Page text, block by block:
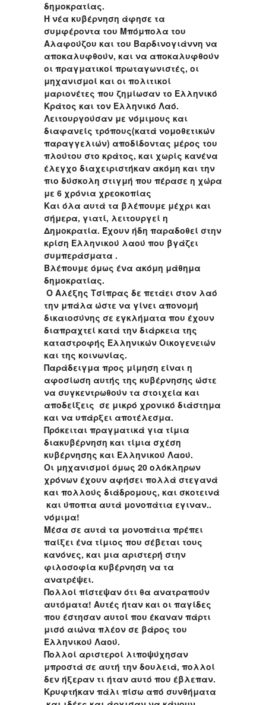
δημοκρατίας.
Η νέα κυβέρνηση άφησε τα
συμφέροντα του Μπόμπολα του
Αλαφούζου και του Βαρδινογιάννη να
αποκαλυφθούν, και να αποκαλυφθούν
οι πραγματικοί πρωταγωνιστές, οι
μηχανισμοί και οι πολιτικοί
μαριονέτες που ζημίωσαν το Ελληνικό
Κράτος και τον Ελληνικό Λαό.
Λειτουργούσαν με νόμιμους και
διαφανείς τρόπους(κατά νομοθετικών
παραγγελιών) αποδίδοντας μέρος του
πλούτου στο κράτος, και χωρίς κανένα
έλεγχο διαχειριστήκαν ακόμη και την
πιο δύσκολη στιγμή που πέρασε η χώρα
με 6 χρόνια χρεοκοπίας
Και όλα αυτά τα βλέπουμε μέχρι και
σήμερα, γιατί, λειτουργεί η
Δημοκρατία. Έχουν ήδη παραδοθεί στην
κρίση Ελληνικού λαού που βγάζει
συμπεράσματα .
Βλέπουμε όμως ένα ακόμη μάθημα
δημοκρατίας.
Ο Αλέξης Τσίπρας δε πετάει στον λαό
την μπάλα ώστε να γίνει απονομή
δικαιοσύνης σε εγκλήματα που έχουν
διαπραχτεί κατά την διάρκεια της
καταστροφής Ελληνικών Οικογενειών
και της κοινωνίας.
Παράδειγμα προς μίμηση είναι η
αφοσίωση αυτής της κυβέρνησης ώστε
να συγκεντρωθούν τα στοιχεία και
αποδείξεις σε μικρό χρονικό διάστημα
και να υπάρξει αποτέλεσμα.
Πρόκειται πραγματικά για τίμια
διακυβέρνηση και τίμια σχέση
κυβέρνησης και Ελληνικού Λαού.
Οι μηχανισμοί όμως 20 ολόκληρων
χρόνων έχουν αφήσει πολλά στεγανά
και πολλούς διάδρομους, και σκοτεινά
και ύποπτα αυτά μονοπάτια εγιναν..
νόμιμα!
Μέσα σε αυτά τα μονοπάτια πρέπει
παίξει ένα τίμιος που σέβεται τους
κανόνες, και μια αριστερή στην
φιλοσοφία κυβέρνηση να τα
ανατρέψει.
Πολλοί πίστεψαν ότι θα ανατραπούν
αυτόματα! Αυτές ήταν και οι παγίδες
που έστησαν αυτοί που έκαναν πάρτι
μισό αιώνα πλέον σε βάρος του
Ελληνικού Λαού.
Πολλοί αριστεροί λιποψύχησαν
μπροστά σε αυτή την δουλειά, πολλοί
δεν ήξεραν τι ήταν αυτό που έβλεπαν.
Κρυφτήκαν πάλι πίσω από συνθήματα